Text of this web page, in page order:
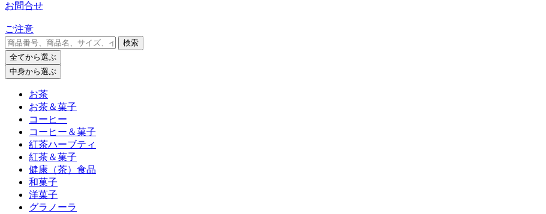
お問合せ
ご注意
検索
全てから選ぶ
中身から選ぶ
お茶
お茶＆菓子
コーヒー
コーヒー＆菓子
紅茶ハーブティ
紅茶＆菓子
健康（茶）食品
和菓子
洋菓子
グラノーラ